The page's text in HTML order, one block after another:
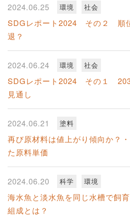
2024.06.25 環境 社会
SDGレポート2024 その２ 順
退？
2024.06.24 環境 社会
SDGレポート2024 その１
見通し
2024.06.21 塗料
再び原材料は値上がり傾向か？
た原料単価
2024.06.20 科学 環境
海水魚と淡水魚を同じ水槽で飼
組成とは？